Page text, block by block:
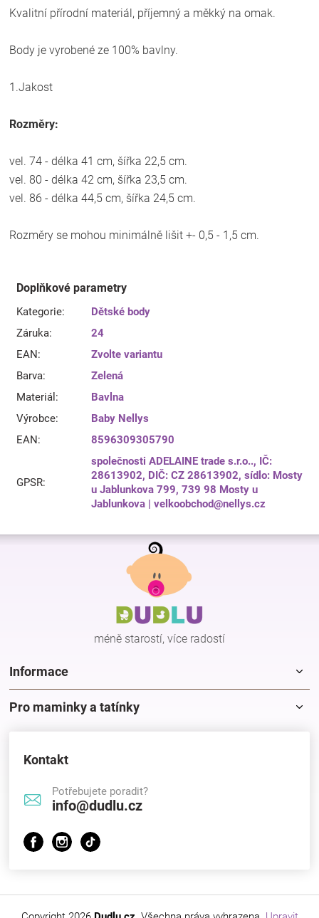
Kvalitní přírodní materiál, příjemný a měkký na omak.
Body je vyrobené ze 100% bavlny.
1.Jakost
Rozměry:
vel. 74 - délka 41 cm, šířka 22,5 cm.
vel. 80 - délka 42 cm, šířka 23,5 cm.
vel. 86 - délka 44,5 cm, šířka 24,5 cm.
Rozměry se mohou minimálně lišit +- 0,5 - 1,5 cm.
Doplňkové parametry
Kategorie:
Dětské body
Záruka:
24
EAN:
Zvolte variantu
Barva:
Zelená
Materiál :
Bavlna
Výrobce:
Baby Nellys
EAN: 8596309305790
GPSR:
společnosti ADELAINE trade s.r.o.., IČ:
28613902, DIČ: CZ 28613902, sídlo: Mosty
u Jablunkova 799, 739 98 Mosty u
Jablunkova | velkoobchod@nellys.cz
Z
méně starostí, více radostí
Informace
Pro maminky a tatínky
Kontakt
Potřebujete poradit?
info@dudlu.cz